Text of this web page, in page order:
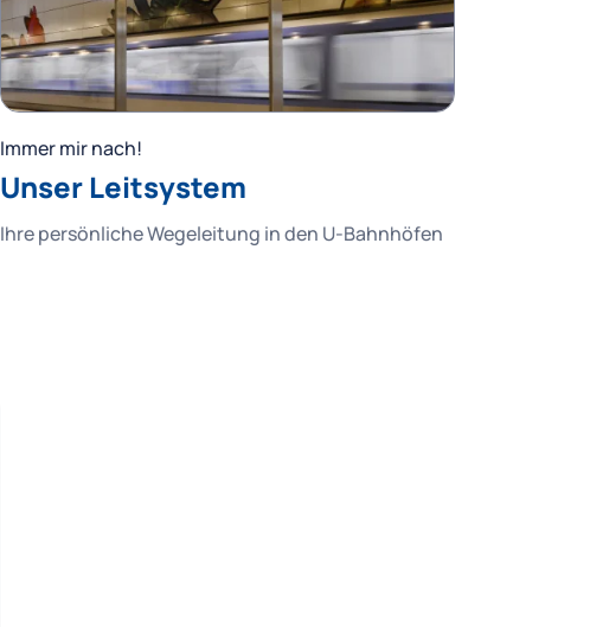
Immer mir nach!
Unser Leitsystem
Ihre persönliche Wegeleitung in den U-Bahnhöfen